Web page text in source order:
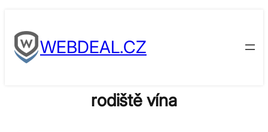
to
contentWEBDEAL.CZ
rodiště vína